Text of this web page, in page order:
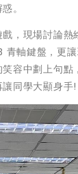
。
，現場討論熱
軸鍵盤，更
容中劃上句點
同學大顯身手!